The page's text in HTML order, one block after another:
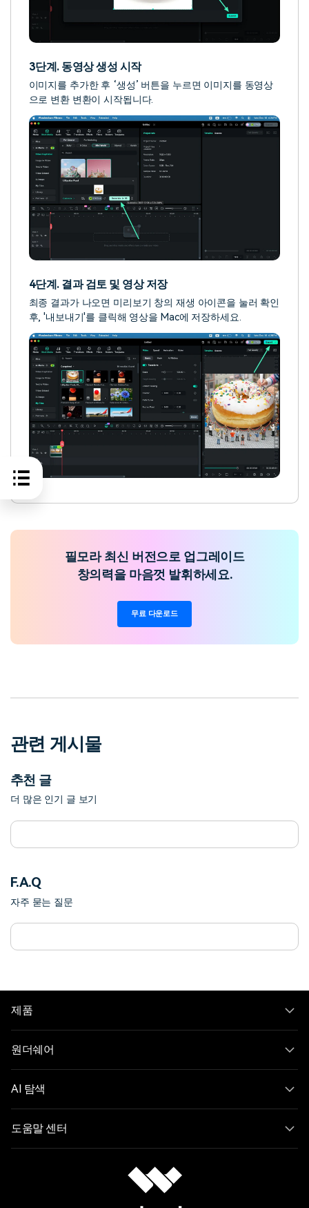
3단계. 동영상 생성 시작
이미지를 추가한 후 ‘생성’ 버튼을 누르면 이미지를 동영상
으로 변환 변환이 시작됩니다.
4단계. 결과 검토 및 영상 저장
최종 결과가 나오면 미리보기 창의 재생 아이콘을 눌러 확인
후, '내보내기'를 클릭해 영상을 Mac에 저장하세요.
필모라 최신 버전으로 업그레이드
창의력을 마음껏 발휘하세요.
무료 다운로드
관련 게시물
추천 글
더 많은 인기 글 보기
F.A.Q
자주 묻는 질문
제품
원더쉐어
AI 탐색
도움말 센터